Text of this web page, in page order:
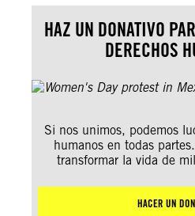
HAZ UN DONATIVO
DERECHOS
Si nos unimos, podemos
humanos en todas
transformar la vida de
HACER UN